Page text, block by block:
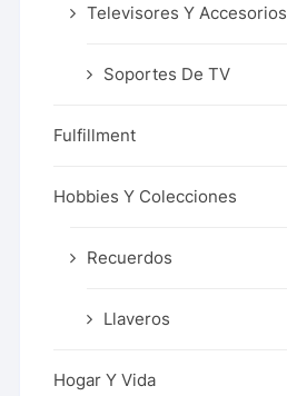
Televisores Y Accesorios
Soportes De TV
Fulfillment
Hobbies Y Colecciones
Recuerdos
Llaveros
Hogar Y Vida